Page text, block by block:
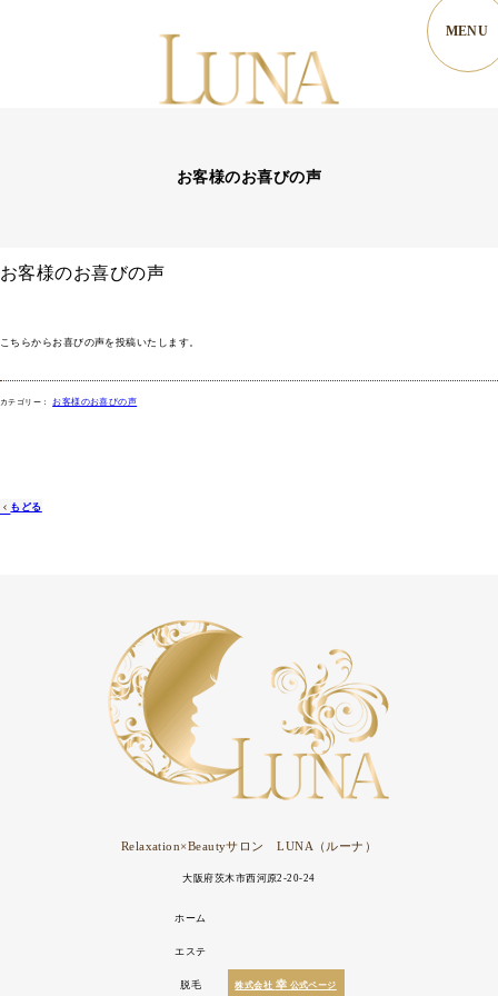
お客様のお喜びの声
お客様のお喜びの声
こちらからお喜びの声を投稿いたします。
お客様のお喜びの声
もどる
Relaxation×Beautyサロン LUNA（ルーナ）
大阪府茨木市西河原2-20-24
ホーム
エステ
脱毛 株式会社 幸 公式ページ